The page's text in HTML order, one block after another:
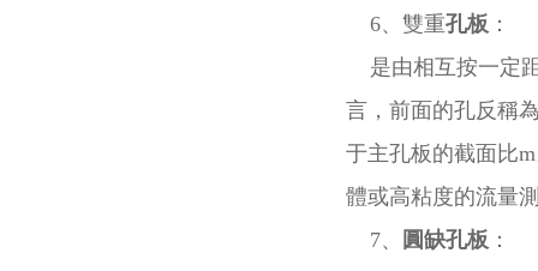
6、雙重孔板 ：
是由相互按一定
言，前面的孔反稱
于主孔板的截面比
體或高粘度的流量
7、
圓缺孔板 ：